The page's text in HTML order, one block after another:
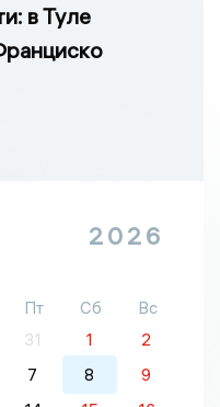
в Туле
2026
Пт Сб
Вс
31 1
2
7 8
9